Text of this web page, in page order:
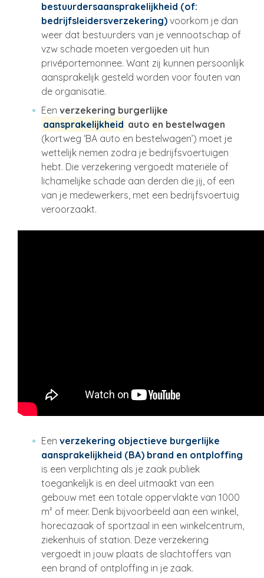
bestuurdersaansprakelijkheid (of:
bedrijfsleidersverzekering) voorkom je dan
weer dat bestuurders van je vennootschap of
vzw schade moeten vergoeden uit hun
privéportemonnee. Want zij kunnen persoonlijk
aansprakelijk gesteld worden voor fouten van
de organisatie.
Een verzekering burgerlijke
aansprakelijkheid auto en bestelwagen
(kortweg ‘BA auto en bestelwagen’) moet je
wettelijk nemen zodra je bedrijfsvoertuigen
hebt. Die verzekering vergoedt materiële of
lichamelijke schade aan derden die jij, of een
van je medewerkers, met een bedrijfsvoertuig
veroorzaakt.
Een verzekering objectieve burgerlijke
aansprakelijkheid (BA) brand en ontploffing
is een verplichting als je zaak publiek
toegankelijk is en deel uitmaakt van een
gebouw met een totale oppervlakte van 1000
m² of meer. Denk bijvoorbeeld aan een winkel,
horecazaak of sportzaal in een winkelcentrum,
ziekenhuis of station. Deze verzekering
vergoedt in jouw plaats de slachtoffers van
een brand of ontploffing in je zaak.